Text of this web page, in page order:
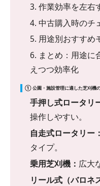
3. 作業効率を左右
4. 中古購入時のチ
5. 用途別おすすめ
6. まとめ：用途に
えつつ効率化
① 公園・施設管理に適した芝刈機
手押し式ロータリ
操作しやすい。
自走式ロータリー：
タイプ。
乗用芝刈機： 広大
リール式（バロネ